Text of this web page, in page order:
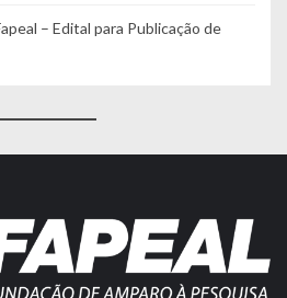
– Edital para Publicação de